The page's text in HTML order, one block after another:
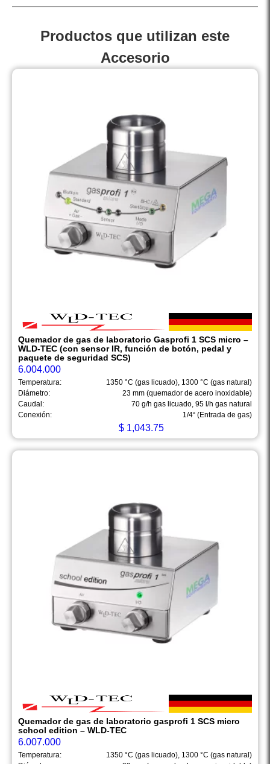
Productos que utilizan este
Accesorio
Quemador de gas de laboratorio Gasprofi 1 SCS micro –
WLD-TEC (con sensor IR, función de botón, pedal y
paquete de seguridad SCS)
6.004.000
Temperatura:
1350 °C (gas licuado), 1300 °C (gas natural)
Diámetro:
23 mm (quemador de acero inoxidable)
Caudal:
70 g/h gas licuado, 95 l/h gas natural
Conexión:
1/4“ (Entrada de gas)
$1,043.75
Quemador de gas de laboratorio gasprofi 1 SCS micro
school edition – WLD-TEC
6.007.000
Temperatura:
1350 °C (gas licuado), 1300 °C (gas natural)